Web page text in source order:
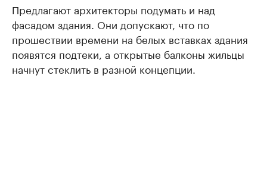
Предлагают архитекторы подумать и над
фасадом здания. Они допускают, что по
прошествии времени на белых вставках здания
появятся подтеки, а открытые балконы жильцы
начнут стеклить в разной концепции.